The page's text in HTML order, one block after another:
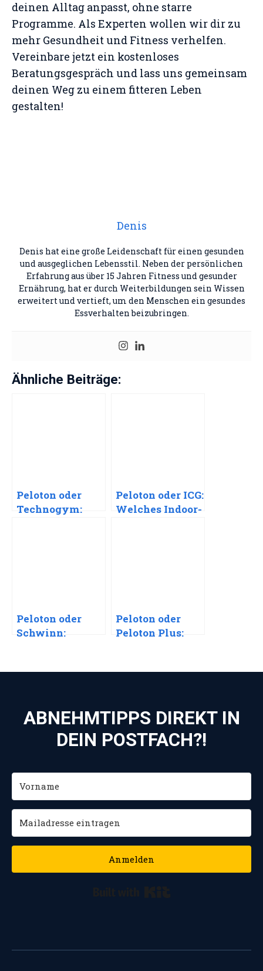
deinen Alltag anpasst, ohne starre
Programme. Als Experten wollen wir dir zu
mehr Gesundheit und Fitness verhelfen.
Vereinbare jetzt ein kostenloses
Beratungsgespräch und lass uns gemeinsam
deinen Weg zu einem fitteren Leben
gestalten!
Denis
Denis hat eine große Leidenschaft für einen gesunden
und ausgeglichen Lebensstil. Neben der persönlichen
Erfahrung aus über 15 Jahren Fitness und gesunder
Ernährung, hat er durch Weiterbildungen sein Wissen
erweitert und vertieft, um den Menschen ein gesundes
Essverhalten beizubringen.
Ähnliche Beiträge:
Peloton oder
Technogym:
Peloton oder ICG:
Welches Indoor-
Peloton oder
Schwinn:
dir?
Peloton oder
Peloton Plus:
richtige für
ABNEHMTIPPS DIREKT IN
DEIN POSTFACH?!
Anmelden